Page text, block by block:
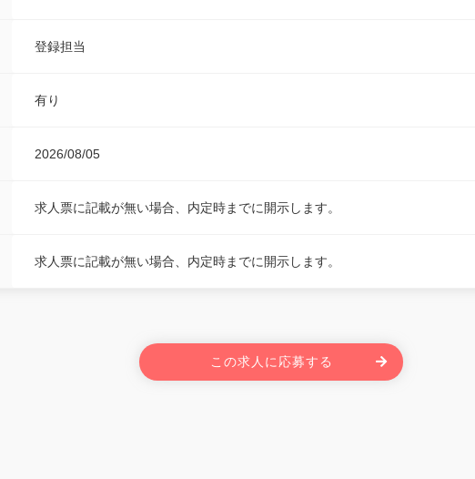
登録担当
有り
2026/08/05
求人票に記載が無い場合、内定時までに開示します。
求人票に記載が無い場合、内定時までに開示します。
この求人に応募する